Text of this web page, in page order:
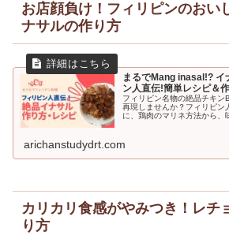
お店顔負け！フィリピンのおい
ナサルの作り方
まるでMang inasal!? イ
ン人直伝!簡単レシピ＆
フィリピン名物の絶品チキ
再現しませんか？フィリピン
に、鶏肉のマリネ方法から、
作れる手順付きなので、ぜひ
arichanstudydrt.com
カリカリ食感がやみつき！レチ
り方